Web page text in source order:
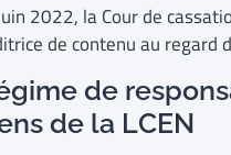
2022, la Cour de
de contenu au regard
de
de la LCEN